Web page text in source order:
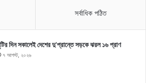
সর্বাধিক পঠিত
দিন সকালেই দেশের দু’প্রান্তে সড়কে ঝরল ১৬ প্রাণ
৭ আগস্ট, ২০২৬